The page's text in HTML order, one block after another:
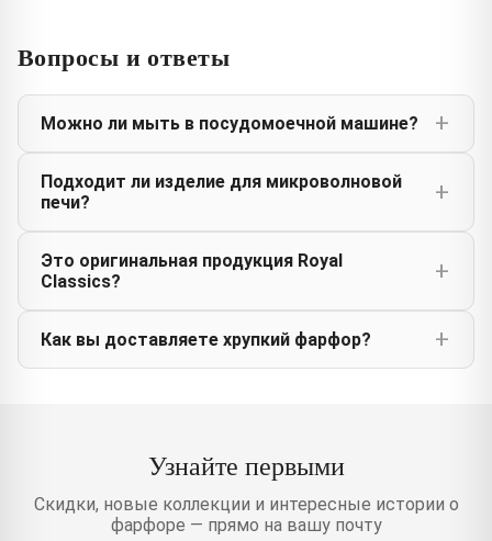
Вопросы и ответы
Можно ли мыть в посудомоечной машине?
Подходит ли изделие для микроволновой
печи?
Это оригинальная продукция Royal
Classics?
Как вы доставляете хрупкий фарфор?
Узнайте первыми
Скидки, новые коллекции и интересные истории о
фарфоре — прямо на вашу почту